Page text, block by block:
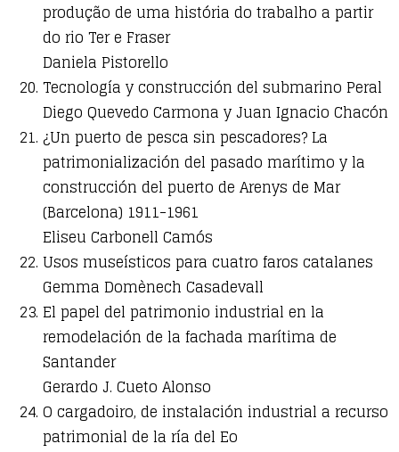
produção de uma história do trabalho a partir
do rio Ter e Fraser
Daniela Pistorello
Tecnología y construcción del submarino Peral
Diego Quevedo Carmona y Juan Ignacio Chacón
¿Un puerto de pesca sin pescadores? La
patrimonialización del pasado marítimo y la
construcción del puerto de Arenys de Mar
(Barcelona) 1911-1961
Eliseu Carbonell Camós
Usos museísticos para cuatro faros catalanes
Gemma Domènech Casadevall
El papel del patrimonio industrial en la
remodelación de la fachada marítima de
Santander
Gerardo J. Cueto Alonso
O cargadoiro, de instalación industrial a recurso
patrimonial de la ría del Eo